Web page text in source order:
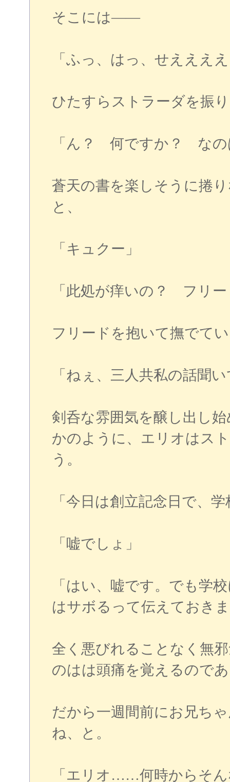
そこには――
「ふっ、はっ、せえええ
ひたすらストラーダを振
「ん？ 何ですか？ なの
蒼天の書を楽しそうに捲
と、
「キュクー」
「此処が痒いの？ フリー
フリードを抱いて撫でて
「ねぇ、三人共私の話聞
剣呑な雰囲気を醸し出し
かのように、エリオはス
う。
「今日は創立記念日で、
「嘘でしょ」
「はい、嘘です。でも学
はサボるって伝えておき
全く悪びれることなく無
のはは頭痛を覚えるので
だから一週間前にお兄ち
ね、と。
「エリオ……何時からそ